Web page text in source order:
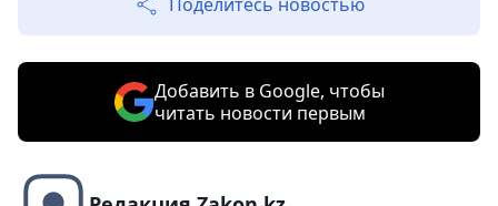
Добавить в Google, чтобы
читать новости первым